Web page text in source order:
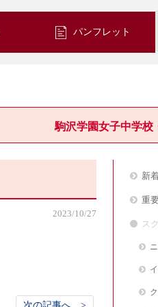
パンフレット
駒沢学園女子中学校
2023/10/27
新
重
ス